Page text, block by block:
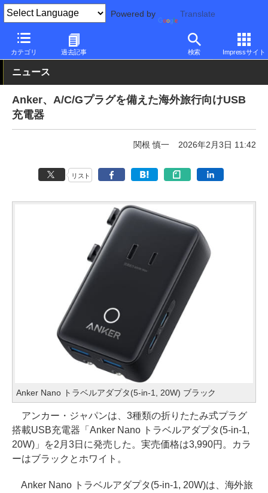
Powered by Translate
カテゴリ 過去記事 検索 Impressサイト
PC Watch 半導体/周辺機器 充電器
ニュース
Anker、A/C/Gプラグを備えた海外旅行向けUSB
充電器
関根 慎一 2026年2月3日 11:42
リスト
Anker Nano トラベルアダプタ(5-in-1, 20W) ブラック
アンカー・ジャパンは、3種類の折りたたみ式プラグ
搭載USB充電器「Anker Nano トラベルアダプタ(5-in-1,
20W)」を2月3日に発売した。実売価格は3,990円。カラ
ーはブラックとホワイト。
Anker Nano トラベルアダプタ(5-in-1, 20W)は、海外旅